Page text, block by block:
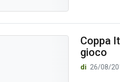
Coppa
gioco
di 26/08/